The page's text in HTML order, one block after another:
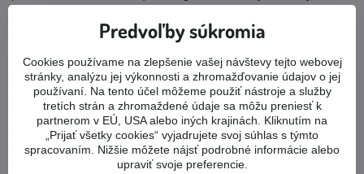
horečnatý; poťah tablety: celulóza.
V záujme rýchlejšej orientácie v množstve aktívnych látok je u
extraktov uvedené ich skutočné (pôvodné) množstvo.
Obsah balenia:300 tabliet
Upozornenie:Nie je určené pre deti. Ustanovená odporúčaná
denná dávka sa nesmie presiahnuť. Uchovávajte mimo dosahu
malých detí. Skladujte a po otvorení uchovávajte na suchom
Predvoľby súkromia
Cookies používame na zlepšenie vašej návštevy tejto webovej
stránky, analýzu jej výkonnosti a zhromažďovanie údajov o jej
používaní. Na tento účel môžeme použiť nástroje a služby
tretích strán a zhromaždené údaje sa môžu preniesť k
partnerom v EÚ, USA alebo iných krajinách. Kliknutím na
„Prijať všetky cookies“ vyjadrujete svoj súhlas s týmto
spracovaním. Nižšie môžete nájsť podrobné informácie alebo
upraviť svoje preferencie.